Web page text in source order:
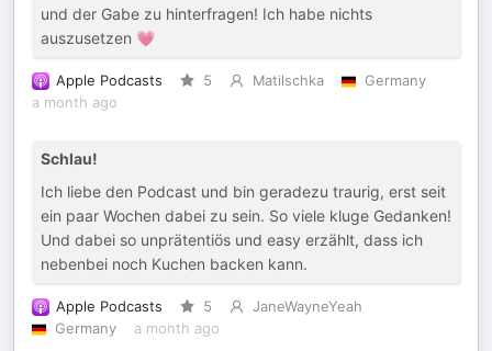
und der Gabe zu hinterfragen! Ich habe nichts
auszusetzen 💗
Apple Podcasts 5 Matilschka
Germany
a month ago
Schlau!
Ich liebe den Podcast und bin geradezu traurig, erst seit
ein paar Wochen dabei zu sein. So viele kluge Gedanken!
Und dabei so unprätentiös und easy erzählt, dass ich
nebenbei noch Kuchen backen kann.
Apple Podcasts 5
JaneWayneYeah
Germany
a month ago